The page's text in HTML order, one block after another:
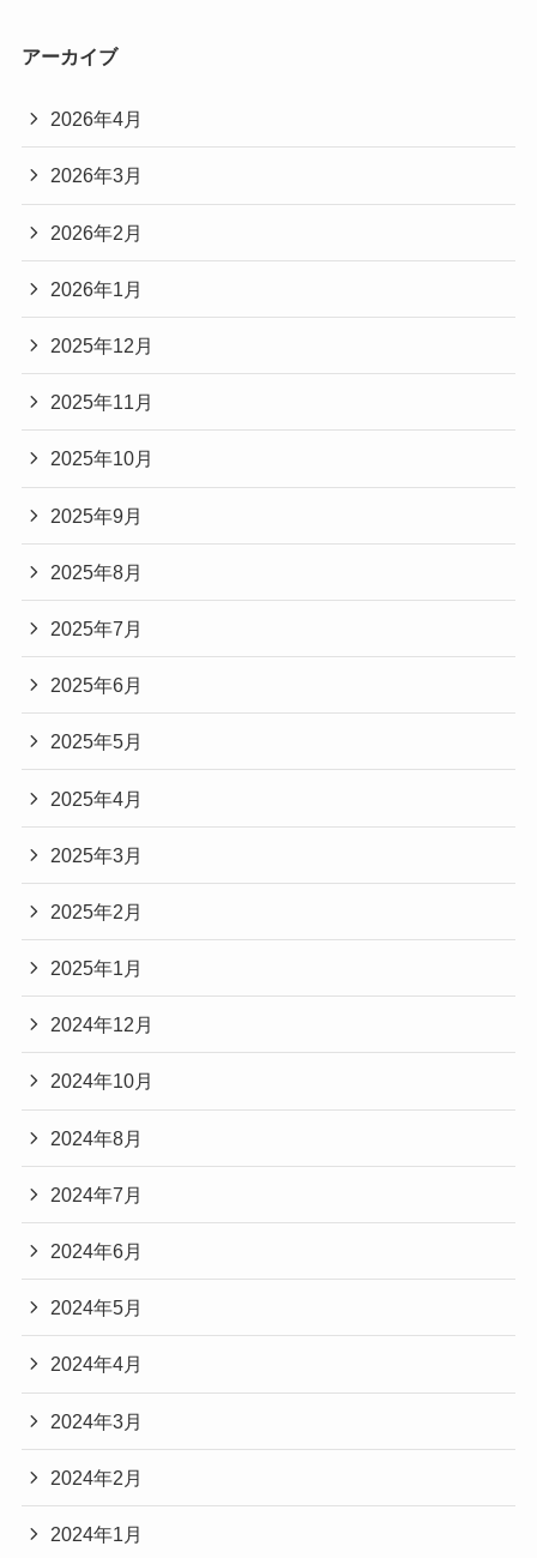
アーカイブ
2026年4月
2026年3月
2026年2月
2026年1月
2025年12月
2025年11月
2025年10月
2025年9月
2025年8月
2025年7月
2025年6月
2025年5月
2025年4月
2025年3月
2025年2月
2025年1月
2024年12月
2024年10月
2024年8月
2024年7月
2024年6月
2024年5月
2024年4月
2024年3月
2024年2月
2024年1月